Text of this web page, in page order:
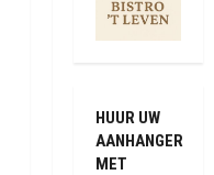
HUUR UW
AANHANGER
MET